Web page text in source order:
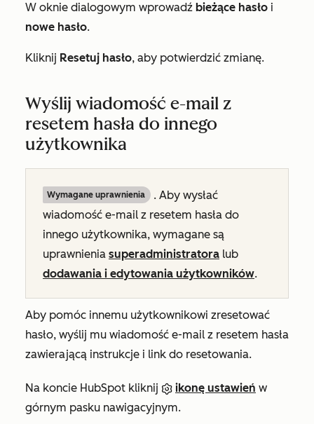
W oknie dialogowym wprowadź bieżące hasło i
nowe hasło.
Kliknij Resetuj hasło, aby potwierdzić zmianę.
Wyślij wiadomość e-mail z
resetem hasła do innego
użytkownika
Wymagane uprawnienia
. Aby wysłać
wiadomość e-mail z resetem hasła do
innego użytkownika, wymagane są
uprawnienia superadministratora lub
dodawania i edytowania użytkowników.
Aby pomóc innemu użytkownikowi zresetować
hasło, wyślij mu wiadomość e-mail z resetem hasła
zawierającą instrukcje i link do resetowania.
Na koncie HubSpot kliknij ikonę ustawień w
górnym pasku nawigacyjnym.